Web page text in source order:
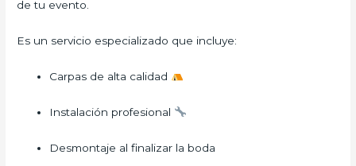
de tu evento.
Es un servicio especializado que incluye:
Carpas de alta calidad
Instalación profesional
Desmontaje al finalizar la boda